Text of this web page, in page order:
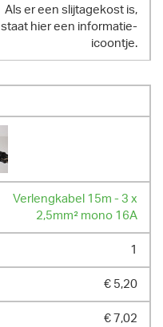
Als er een slijtagekost is,
staat hier een informatie-
icoontje.
Verlengkabel 15m - 3 x
2,5mm² mono 16A
1
€ 5,20
€ 7,02